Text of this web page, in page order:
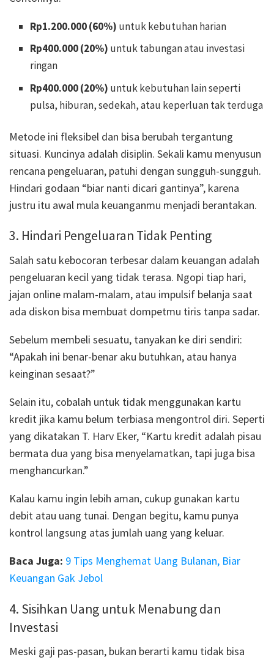
Rp1.200.000 (60%) untuk kebutuhan harian
Rp400.000 (20%) untuk tabungan atau investasi
ringan
Rp400.000 (20%) untuk kebutuhan lain seperti
pulsa, hiburan, sedekah, atau keperluan tak terduga
Metode ini fleksibel dan bisa berubah tergantung
situasi. Kuncinya adalah disiplin. Sekali kamu menyusun
rencana pengeluaran, patuhi dengan sungguh-sungguh.
Hindari godaan “biar nanti dicari gantinya”, karena
justru itu awal mula keuanganmu menjadi berantakan.
3. Hindari Pengeluaran Tidak Penting
Salah satu kebocoran terbesar dalam keuangan adalah
pengeluaran kecil yang tidak terasa. Ngopi tiap hari,
jajan online malam-malam, atau impulsif belanja saat
ada diskon bisa membuat dompetmu tiris tanpa sadar.
Sebelum membeli sesuatu, tanyakan ke diri sendiri:
“Apakah ini benar-benar aku butuhkan, atau hanya
keinginan sesaat?”
Selain itu, cobalah untuk tidak menggunakan kartu
kredit jika kamu belum terbiasa mengontrol diri. Seperti
yang dikatakan T. Harv Eker, “Kartu kredit adalah pisau
bermata dua yang bisa menyelamatkan, tapi juga bisa
menghancurkan.”
Kalau kamu ingin lebih aman, cukup gunakan kartu
debit atau uang tunai. Dengan begitu, kamu punya
kontrol langsung atas jumlah uang yang keluar.
Baca Juga: 9 Tips Menghemat Uang Bulanan, Biar
Keuangan Gak Jebol
4. Sisihkan Uang untuk Menabung dan
Investasi
Meski gaji pas-pasan, bukan berarti kamu tidak bisa